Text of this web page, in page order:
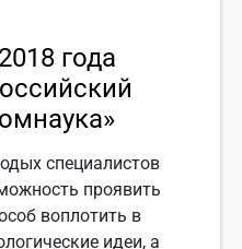
года
специалистов
проявить
воплотить в
идеи, а